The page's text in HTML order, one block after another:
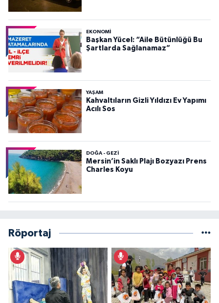
EKONOMI
Başkan Yücel: “Aile Bütünlüğü Bu
Şartlarda Sağlanamaz”
YAŞAM
Kahvaltıların Gizli Yıldızı Ev Yapımı
Acılı Sos
DOĞA - GEZI
Mersin’in Saklı Plajı Bozyazı Prens
Charles Koyu
Röportaj